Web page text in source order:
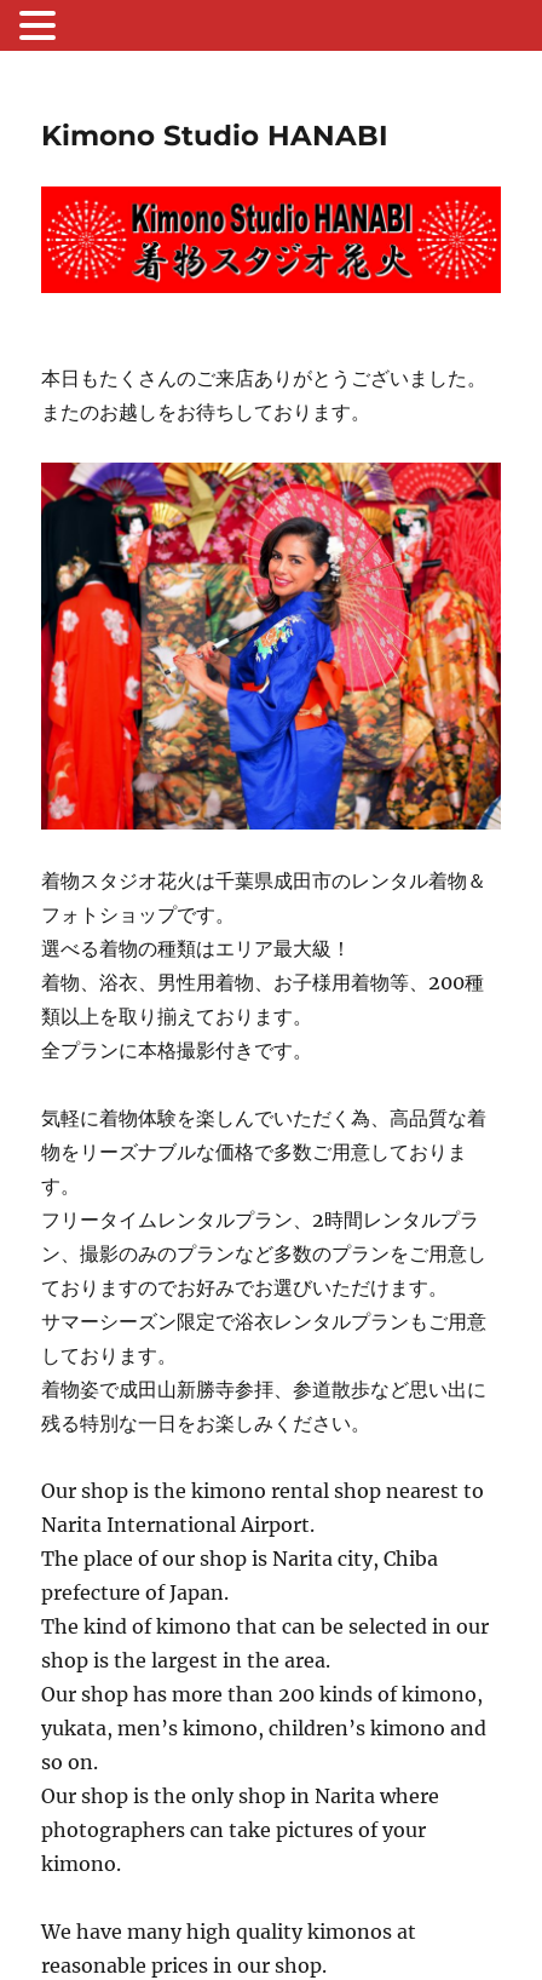
Kimono Studio HANABI
本日もたくさんのご来店ありがとうございました。
またのお越しをお待ちしております。
着物スタジオ花火は千葉県成田市のレンタル着物＆
フォトショップです。
選べる着物の種類はエリア最大級！
着物、浴衣、男性用着物、お子様用着物等、200種
類以上を取り揃えております。
全プランに本格撮影付きです。
気軽に着物体験を楽しんでいただく為、高品質な着
物をリーズナブルな価格で多数ご用意しておりま
す。
フリータイムレンタルプラン、2時間レンタルプラ
ン、撮影のみのプランなど多数のプランをご用意し
ておりますのでお好みでお選びいただけます。
サマーシーズン限定で浴衣レンタルプランもご用意
しております。
着物姿で成田山新勝寺参拝、参道散歩など思い出に
残る特別な一日をお楽しみください。
Our shop is the kimono rental shop nearest to
Narita International Airport.
The place of our shop is Narita city, Chiba
prefecture of Japan.
The kind of kimono that can be selected in our
shop is the largest in the area.
Our shop has more than 200 kinds of kimono,
yukata, men’s kimono, children’s kimono and
so on.
Our shop is the only shop in Narita where
photographers can take pictures of your
kimono.
We have many high quality kimonos at
reasonable prices in our shop.